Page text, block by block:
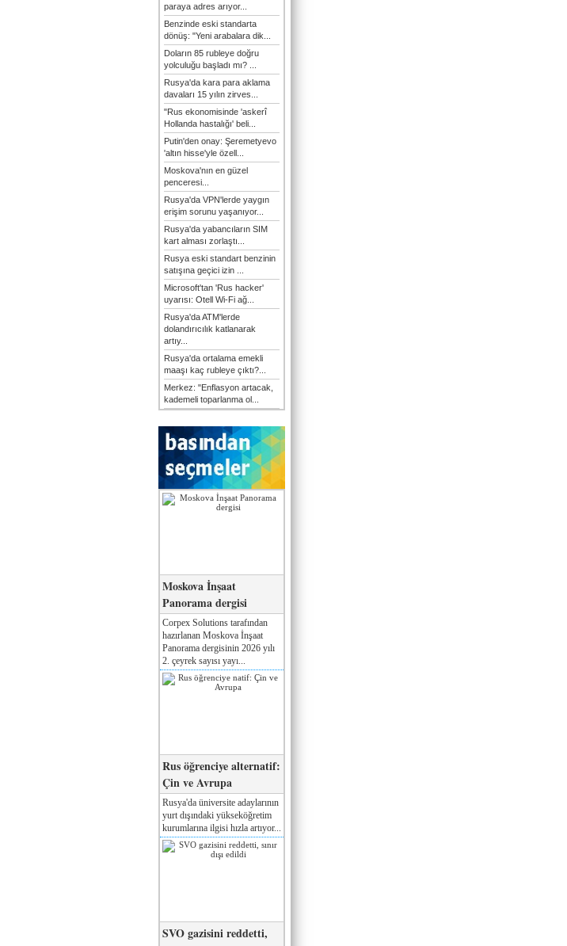
paraya adres arıyor...
Benzinde eski standarta
dönüş: "Yeni arabalara dik...
Doların 85 rubleye doğru
yolculuğu başladı mı? ...
Rusya'da kara para aklama
davaları 15 yılın zirves...
"Rus ekonomisinde 'askerî
Hollanda hastalığı' beli...
Putin'den onay: Şeremetyevo
'altın hisse'yle özell...
Moskova'nın en güzel
penceresi...
Rusya'da VPN'lerde yaygın
erişim sorunu yaşanıyor...
Rusya'da yabancıların SIM
kart alması zorlaştı...
Rusya eski standart benzinin
satışına geçici izin ...
Microsoft'tan 'Rus hacker'
uyarısı: Otell Wi-Fi ağ...
Rusya'da ATM'lerde
dolandırıcılık katlanarak
artıy...
Rusya'da ortalama emekli
maaşı kaç rubleye çıktı?...
Merkez: "Enflasyon artacak,
kademeli toparlanma ol...
Moskova İnşaat
Panorama dergisi
Corpex Solutions tarafından
hazırlanan Moskova İnşaat
Panorama dergisinin 2026 yılı
2. çeyrek sayısı yayı...
Rus öğrenciye alternatif:
Çin ve Avrupa
Rusya'da üniversite adaylarının
yurt dışındaki yükseköğretim
kurumlarına ilgisi hızla artıyor...
SVO gazisini reddetti,